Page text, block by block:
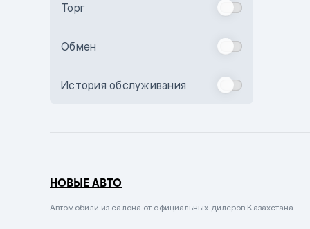
Бежевый
Комбинированный
Сиреневый металлик
Торг
Обмен
История обслуживания
НОВЫЕ АВТО
Автомобили из салона от официальных дилеров Казахстана.